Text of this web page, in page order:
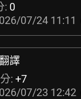
: 0
07/24 11:11
譯
: +7
07/23 12:42